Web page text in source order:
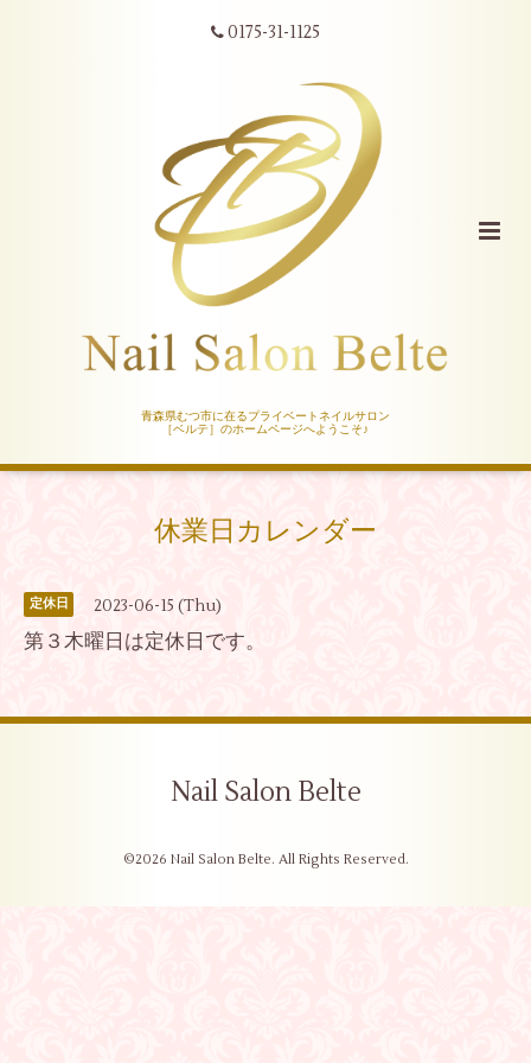
0175-31-1125
青森県むつ市に在るプライベートネイルサロン
［ベルテ］のホームページへようこそ♪
休業日カレンダー
定休日 2023-06-15 (Thu)
第３木曜日は定休日です。
Nail Salon Belte
©2026 Nail Salon Belte. All Rights Reserved.